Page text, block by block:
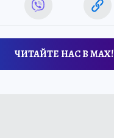
ЧИТАЙТЕ НАС В МАХ!